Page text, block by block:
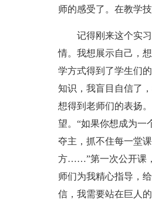
师的感受了。在教学
记得刚来这个实
情。我想展示自己，
学方式得到了学生们
知识，我盲目自信了
想得到老师们的表扬
望。“如果你想成为一
夺主，抓不住每一堂
方……”第一次公开课
师们为我精心指导，
信，我需要站在巨人